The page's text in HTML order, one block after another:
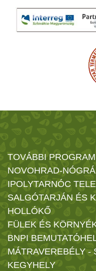
TOVÁBBI
NOVOHRAD-
IPOLYTARNÓC
SALGÓTARJÁN ÉS
HOLLÓKŐ
FÜLEK ÉS
BNPI
MÁTRAVEREBÉLY -
KEGYHELY